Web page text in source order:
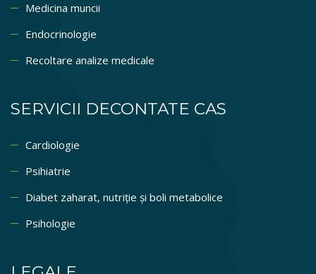
Medicina muncii
Endocrinologie
Recoltare analize medicale
SERVICII DECONTATE CAS
Cardiologie
Psihiatrie
Diabet zaharat, nutriție și boli metabolice
Psihologie